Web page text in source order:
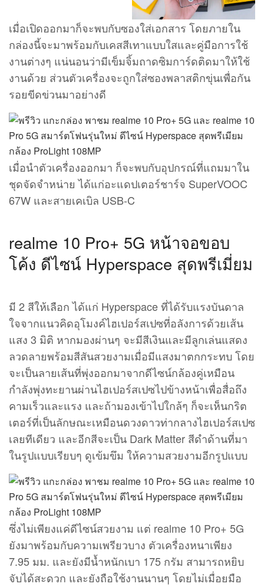
เมื่อเปิดออกมาก็จะพบกับซองใส่เอกสาร โดยภายใน
กล่องนี้จะมาพร้อมกับเคสสีเทาแบบใสและคู่มือการใช้
งานต่างๆ แน่นอนว่ามีเข็มจิ้มถาดซิมการ์ดติดมาให้ใช้
งานด้วย ส่วนตัวเครื่องจะถูกใส่ซองพลาสติกขุ่นเพื่อกัน
รอยขีดข่วนมาอย่างดี
เมื่อนำตัวเครื่องออกมา ก็จะพบกับอุปกรณ์ที่แถมมาใน
ชุดจัดจำหน่าย ได้แก่อะแดปเตอร์ชาร์จ SuperVOOC
67W และสายเคเบิล USB-C
realme 10 Pro+ 5G หน้าจอขอบ
โค้ง ดีไซน์ Hyperspace สุดพรีเมี่ยม
มี 2 สีให้เลือก ได้แก่ Hyperspace ที่ได้รับแรงบันดาล
ใจจากแนวคิดอุโมงค์ไฮเปอร์สเปซที่อลังการด้วยเส้น
แสง 3 มิติ หากมองผ่านๆ จะมีสีเงินและมีลูกเล่นแสดง
ลวดลายพร้อมสีสันสวยงามเมื่อมีแสงมาตกกระทบ โดย
จะเป็นลายเส้นที่พุ่งออกมาจากดีไซน์กล้องคู่เหมือน
กำลังพุ่งทะยานผ่านไฮเปอร์สเปซไปข้างหน้าเพื่อสื่อถึง
คามเร็วและแรง และถ้ามองเข้าไปใกล้ๆ ก็จะเห็นกริต
เตอร์ที่เป็นลักษณะเหมือนดวงดาวท่ากลางไฮเปอร์สเปซ
เลยทีเดียว และอีกสีจะเป็น Dark Matter สีดำด้านที่มา
ในรูปแบบเรียบๆ ดูเข้มขึม ให้ความสวยงามอีกรูปแบบ
ซึ่งไม่เพียงแค่ดีไซน์สวยงาม แต่ realme 10 Pro+ 5G
ยังมาพร้อมกับความเพรียวบาง ตัวเครื่องหนาเพียง
7.95 มม. และยังมีน้ำหนักเบา 175 กรัม สามารถหยิบ
จับได้สะดวก และยังถือใช้งานนานๆ โดยไม่เมื่อยมือ